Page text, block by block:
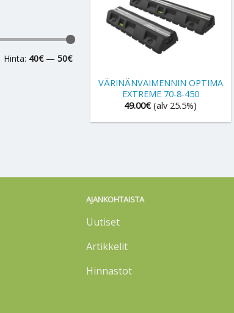
Hinta: 40€— 50€
VÄRINÄNVAIMENNIN OPTIMA
EXTREME 70-8-450
49.00€ (alv 25.5%)
AJANKOHTAISTA
Uutiset
Artikkelit
Hinnastot